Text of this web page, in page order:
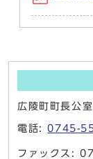
広陵町町長公
電話:0745-
ファックス: